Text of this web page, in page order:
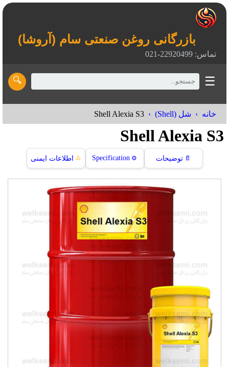
بازرگانی روغن صنعتی سام (آروشا)
تماس: 22920499-021
☰
🔍
خانه شل (Shell) Shell Alexia S3
Shell Alexia S3
📄 توضیحات ⚙️
Specification
⚠️ اطلاعات ایمنی